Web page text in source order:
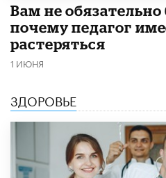
​Вам не
почему педагог
растеряться
1 ИЮНЯ
ЗДОРОВЬЕ